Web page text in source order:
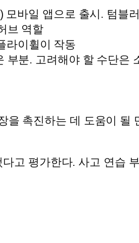
바일 앱으로 출시. 텀블
브 역할
라이휠이 작동
부분. 고려해야 할 수단은
을 촉진하는 데 도움이 될
고 평가한다. 사고 연습